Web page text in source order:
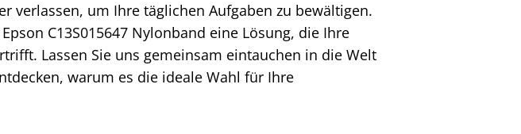
verlassen, um Ihre täglichen Aufgaben zu bewältigen.
C13S015647 Nylonband eine Lösung, die Ihre
Lassen Sie uns gemeinsam eintauchen in die Welt
warum es die ideale Wahl für Ihre